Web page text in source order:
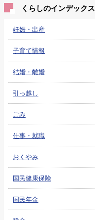
くらしのインデックス
妊娠・出産
子育て情報
結婚・離婚
引っ越し
ごみ
仕事・就職
おくやみ
国民健康保険
国民年金